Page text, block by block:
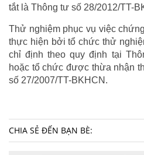
tắt là Thông tư số 28/2012/TT-
Thử nghiệm phục vụ việc
thực hiện bởi tổ chức thử
chỉ định theo quy định tại
hoặc tổ chức được thừa nhận
số 27/2007/TT-BKHCN.
CHIA SẺ ĐẾN BẠN BÈ: